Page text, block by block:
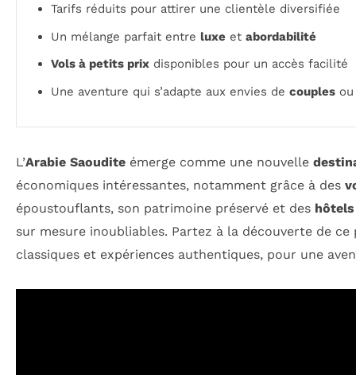
Tarifs réduits pour attirer une clientèle diversifiée
Un mélange parfait entre luxe et abordabilité
Vols à petits prix disponibles pour un accès facilité
Une aventure qui s’adapte aux envies de couples
L’Arabie Saoudite émerge comme une nouvelle
économiques intéressantes, notamment grâce à des
époustouflants, son patrimoine préservé et des
sur mesure inoubliables. Partez à la découverte de
classiques et expériences authentiques, pour une